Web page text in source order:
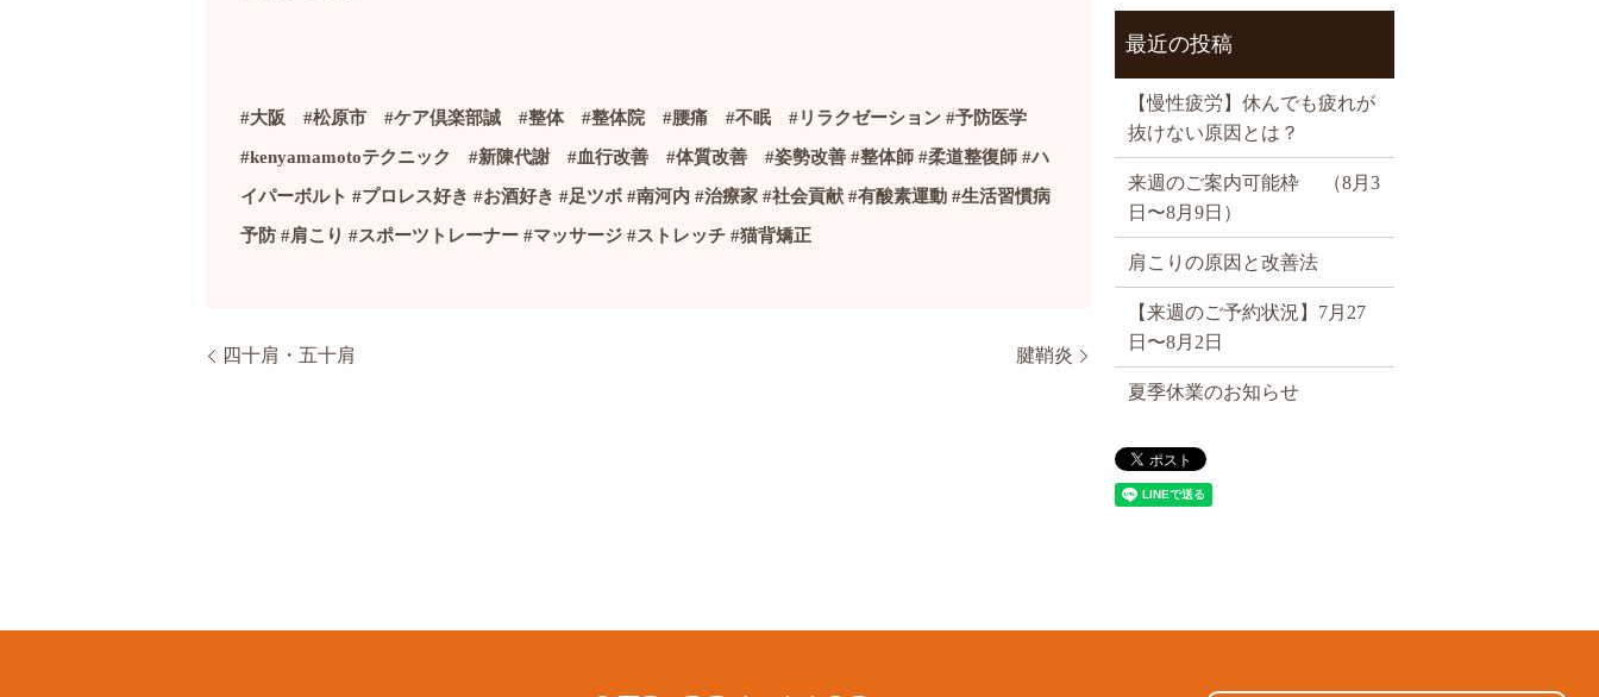
#大阪 #松原市 #ケア倶楽部誠 #整体 #整体院 #腰痛 #不眠 #リラクゼーション#予防医学
#kenyamamotoテクニック #新陳代謝 #血行改善 #体質改善 #姿勢改善#整体師#柔道整復師#ハ
イパーボルト #プロレス好き #お酒好き #足ツボ#南河内 #治療家#社会貢献 #有酸素運動#生活習慣病
予防#肩こり #スポーツトレーナー#マッサージ#ストレッチ#猫背矯正
四十肩・五十肩 腱鞘炎
最近の投稿
【慢性疲労】休んでも疲れが
抜けない原因とは？
来週のご案内可能枠 （8月3
日〜8月9日）
肩こりの原因と改善法
【来週のご予約状況】7月27
日〜8月2日
夏季休業のお知らせ